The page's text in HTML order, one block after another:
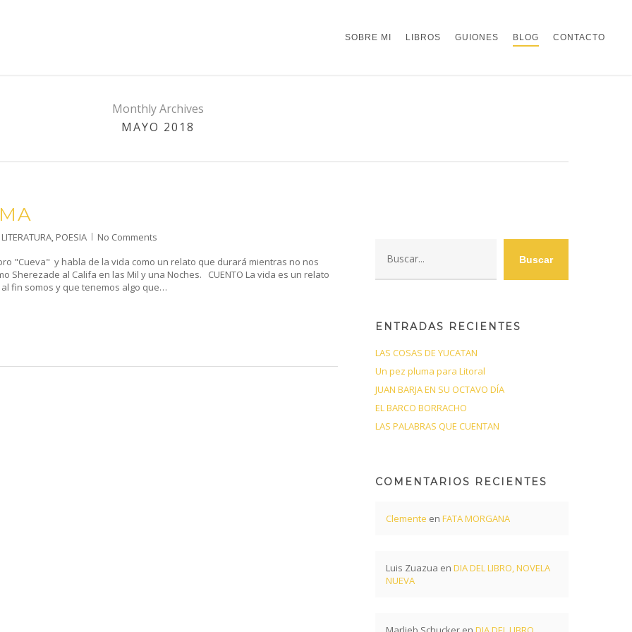
SOBRE MI LIBROS GUIONES BLOG CONTACTO
Monthly Archives
MAYO 2018
LITERATURA, POESIA
No Comments
"Cueva" y habla de la vida como un relato que durará mientras no nos
Sherezade al Califa en las Mil y una Noches. CUENTO La vida es un relato
fin somos y que tenemos algo que…
Buscar
ENTRADAS RECIENTES
LAS COSAS DE YUCATAN
Un pez pluma para Litoral
JUAN BARJA EN SU OCTAVO DÍA
EL BARCO BORRACHO
LAS PALABRAS QUE CUENTAN
COMENTARIOS RECIENTES
Clemente enFATA MORGANA
Luis Zuazua enDIA DEL LIBRO, NOVELA
NUEVA